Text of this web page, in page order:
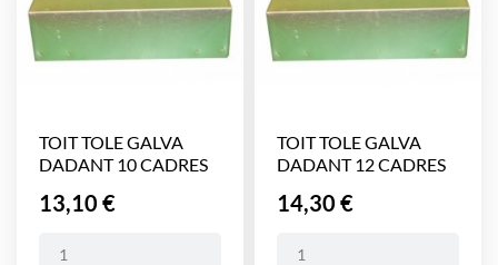
TOIT TOLE GALVA
DADANT 10 CADRES
Prix
13,10 €
TOIT TOLE GALVA
DADANT 12 CADRES
Prix
14,30 €